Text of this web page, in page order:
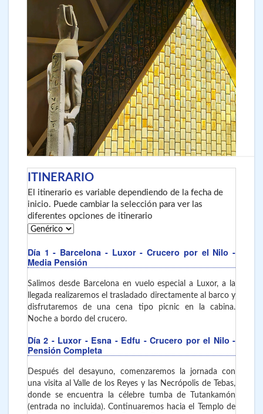
ITINERARIO
El itinerario es variable dependiendo de la fecha de
inicio. Puede cambiar la selección para ver las
diferentes opciones de itinerario
Día 1 - Barcelona - Luxor- Crucero por el Nilo -
Media Pensión
Salimos desde Barcelona en vuelo especial a Luxor, a la
llegada realizaremos el trasladado directamente al barco y
disfrutaremos de una cena tipo picnic en la cabina.
Noche a bordo del crucero.
Día 2 - Luxor - Esna - Edfu - Crucero por el Nilo -
Pensión Completa
Después del desayuno, comenzaremos la jornada con
una visita al Valle de los Reyes y las Necrópolis de Tebas,
donde se encuentra la célebre tumba de Tutankamón
(entrada no incluida). Continuaremos hacia el Templo de